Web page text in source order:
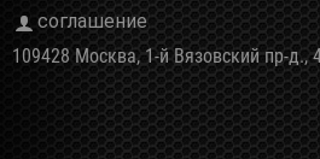
соглашение
109428 Москва, 1-й Вязовский пр-д.,